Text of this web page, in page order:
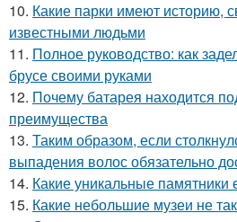
10. Какие парки имеют историю,
известными людьми
11. Полное руководство: как
брусе своими руками
12. Почему батарея находится
преимущества
13. Таким образом, если
выпадения волос обязательно
14. Какие уникальные памятники
15. Какие небольшие музеи не